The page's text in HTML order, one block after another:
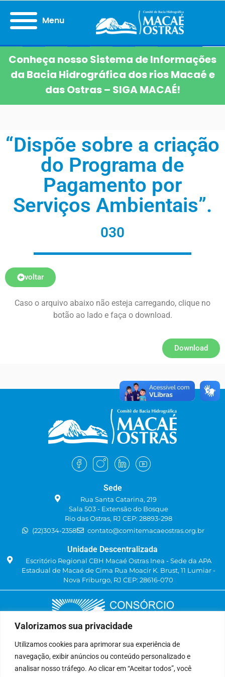
Valorizamos sua privacidade
Utilizamos cookies para aprimorar sua experiência de
navegação, exibir anúncios ou conteúdo personalizado e
analisar nosso tráfego. Ao clicar em “Aceitar todos”, você
Menu
Conheça nosso Sistema de Informações
da Bacia Hidrográfica dos rios Macaé e
das Ostras – SIGA MACAÉ!
“Dispõe sobre a criação
do Programa de
Pagamento por
Serviços Ambientais”.
030
voltar
Caso o arquivo abaixo não esteja carregando, clique no
botão ao lado e faça o download.
Download
Sede
Rua Santa Catarina, 219
Sala 503 - Extensão do Bosque
Rio das Ostras, RJ CEP: 28893-298
(22)3034-2358
contato@comitemacaeostras.org.br
Unidade Descentralizada
Escritório Regional CBH Macaé Ostras Inea - Sede da APA
Estadual de Macaé de Cima Rua Moacir K. Brust, 11 Lumiar -
Nova Friburgo, RJ CEP: 28616-070
Delegatária (CILSJ)